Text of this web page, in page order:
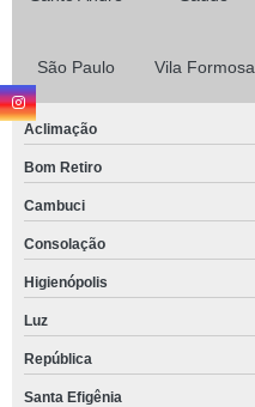
São Paulo Vila Formosa
Aclimação
Bom Retiro
Cambuci
Consolação
Higienópolis
Luz
República
Santa Efigênia